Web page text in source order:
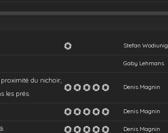
Stefan Wodiunig
Gaby Lehmans
du nichoir,
les prés.
Denis Magnin
Denis Magnin
Denis Magnin